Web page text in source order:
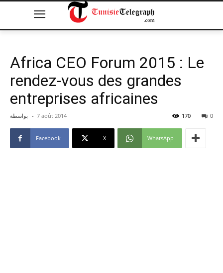
Africa CEO Forum 2015 : Le
rendez-vous des grandes
entreprises africaines
بواسطة - 7 août 2014 0
170
Facebook X WhatsApp